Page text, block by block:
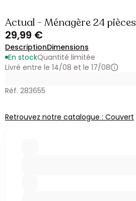
Actual - Ménagère 24 pièces
29,99 €
DescriptionDimensions
En stockQuantité limitée
Livré entre le 14/08 et le 17/08
Réf. 283655
Retrouvez notre catalogue : Couvert